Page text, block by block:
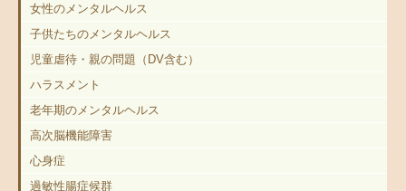
女性のメンタルヘルス
子供たちのメンタルヘルス
児童虐待・親の問題（DV含む）
ハラスメント
老年期のメンタルヘルス
高次脳機能障害
心身症
過敏性腸症候群